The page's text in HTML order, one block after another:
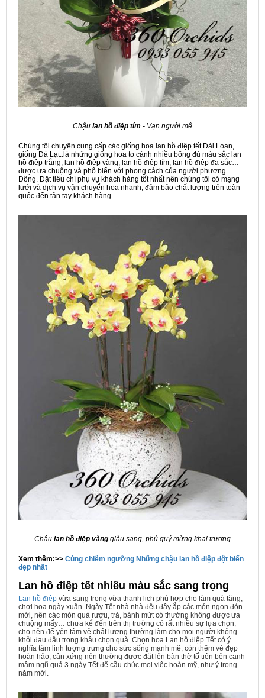
Chậu lan hồ điệp tím - Vạn người mê
Chúng tôi chuyên cung cấp các giống hoa lan hồ điệp tết Đài Loan,
giống Đà Lạt..là những giống hoa to cành nhiều bông đủ màu sắc lan
hồ điệp trắng, lan hồ điệp vàng, lan hồ điệp tím, lan hồ điệp đa sắc…
được ưa chuộng và phổ biến với phong cách của người phương
Đông. Đặt tiêu chí phụ vụ khách hàng tốt nhất nên chúng tôi có mạng
lưới và dịch vụ vận chuyển hoa nhanh, đảm bảo chất lượng trên toàn
quốc đến tận tay khách hàng.
Chậu lan hồ điệp vàng giàu sang, phú quý mừng khai trương
Xem thêm:>> Cùng chiêm ngưỡng Những chậu lan hồ điệp đột biến
đẹp nhất
Lan hồ điệp tết nhiều màu sắc sang trọng
Lan hồ điệp vừa sang trọng vừa thanh lịch phù hợp cho làm quà tặng,
chơi hoa ngày xuân. Ngày Tết nhà nhà đều đầy ắp các món ngon đón
mới, nên các món quà rượu, trà, bánh mứt có thường không được ưa
chuộng mấy… chưa kể đến trên thị trường có rất nhiều sự lựa chọn,
cho nên để yên tâm về chất lượng thường làm cho mọi người không
khỏi đau đầu trong khâu chọn quà. Chọn hoa Lan hồ điệp Tết có ý
nghĩa tâm linh tượng trưng cho sức sống mạnh mẽ, còn thêm vẻ đẹp
hoàn hảo, cân xứng nên thường được đặt lên bàn thờ tổ tiên bên cạnh
mâm ngũ quả 3 ngày Tết để cầu chúc mọi việc hoàn mỹ, như ý trong
năm mới.